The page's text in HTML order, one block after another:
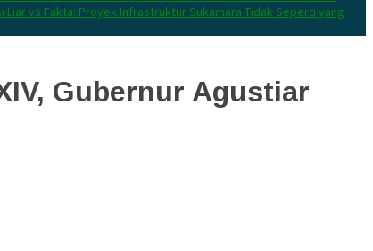
Liar vs Fakta: Proyek Infrastruktur Sukamara Tidak Seperti yang
Gubernur Agustiar